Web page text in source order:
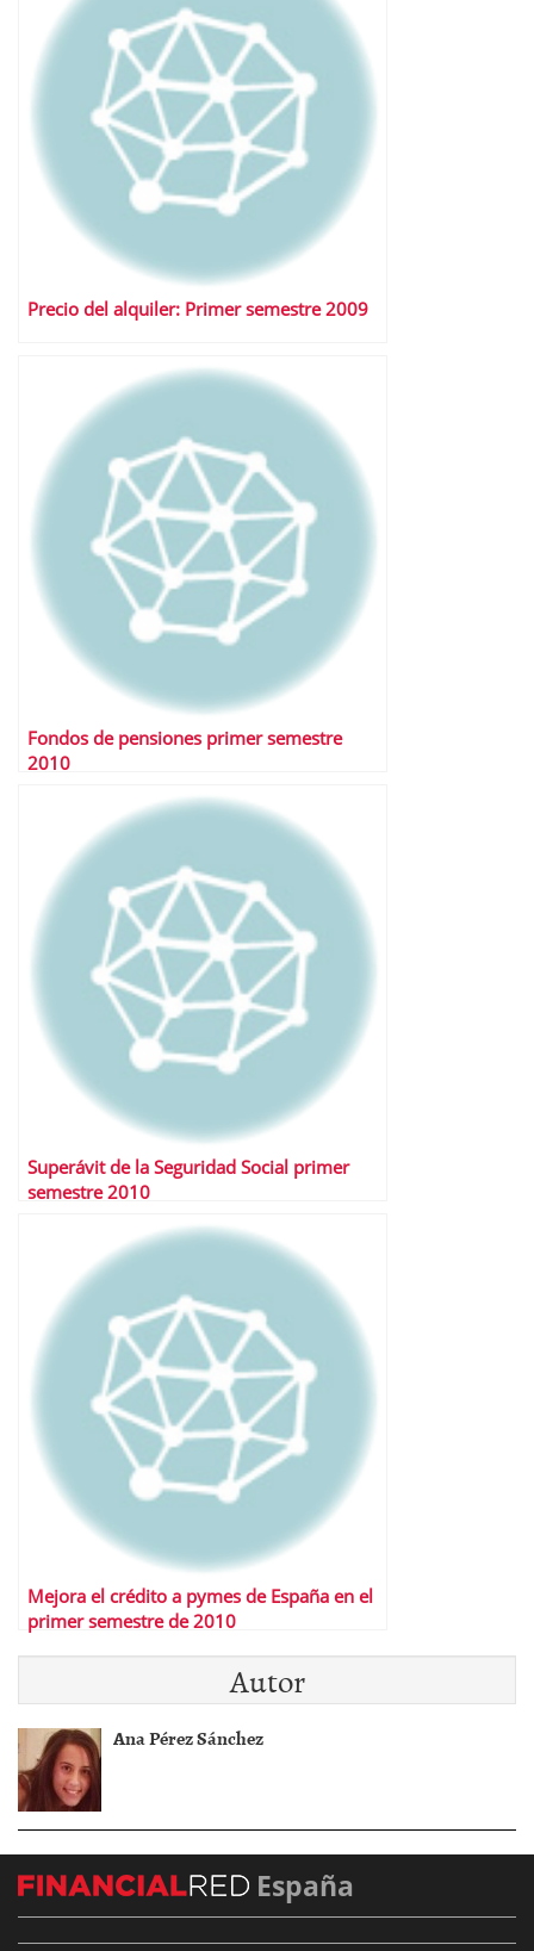
Precio del alquiler: Primer semestre 2009
Fondos de pensiones primer semestre
2010
Superávit de la Seguridad Social primer
semestre 2010
Mejora el crédito a pymes de España en el
primer semestre de 2010
Autor
Ana Pérez Sánchez
España